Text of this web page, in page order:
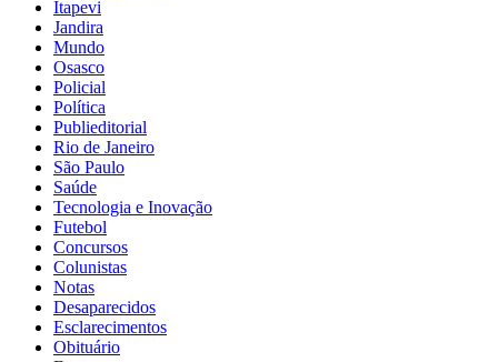
Itapevi
Jandira
Mundo
Osasco
Policial
Política
Publieditorial
Rio de Janeiro
São Paulo
Saúde
Tecnologia e Inovação
Futebol
Concursos
Colunistas
Notas
Desaparecidos
Esclarecimentos
Obituário